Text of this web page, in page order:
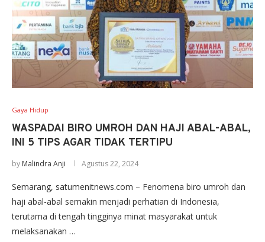
Gaya Hidup
WASPADAI BIRO UMROH DAN HAJI ABAL-ABAL,
INI 5 TIPS AGAR TIDAK TERTIPU
by Malindra Anji Agustus 22, 2024
Semarang, satumenitnews.com – Fenomena biro umroh dan
haji abal-abal semakin menjadi perhatian di Indonesia,
terutama di tengah tingginya minat masyarakat untuk
melaksanakan …